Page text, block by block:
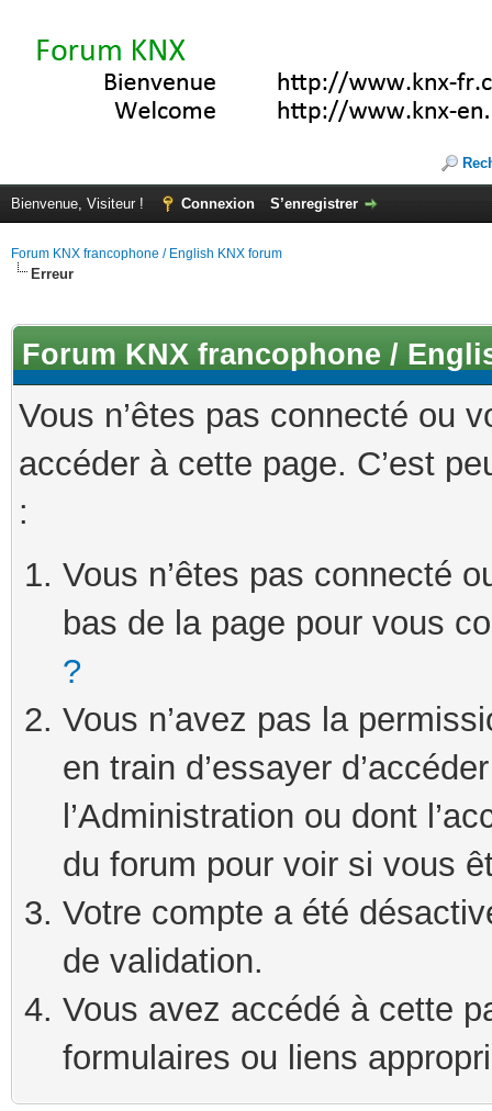
Bienvenue, Visiteur ! Connexion S’enregistrer
Forum KNX francophone / English KNX forum
Erreur
Forum KNX francophone /
Vous n’êtes pas connecté ou
accéder à cette page. C’est
:
Vous n’êtes pas connecté
bas de la page pour vous
?
Vous n’avez pas la
en train d’essayer
l’Administration ou dont
du forum pour voir si vous
Votre compte a été
de validation.
Vous avez accédé à cette
formulaires ou liens